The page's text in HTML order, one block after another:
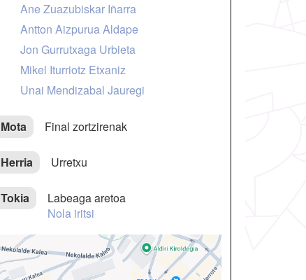
Ane Zuazubiskar Iñarra
Antton Aizpurua Aldape
Jon Gurrutxaga Urbieta
Mikel Iturriotz Etxaniz
Unai Mendizabal Jauregi
Mota Final zortzirenak
Herria Urretxu
Tokia
Labeaga aretoa
Nola iritsi